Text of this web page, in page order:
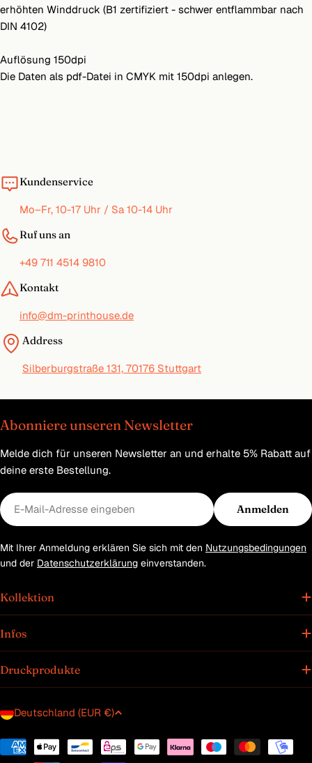
erhöhten Winddruck (B1 zertifiziert - schwer entflammbar nach
DIN 4102)
Auflösung 150dpi
Die Daten als pdf-Datei in CMYK mit 150dpi anlegen.
Kundenservice
Mo–Fr, 10-17 Uhr / Sa 10-14 Uhr
Ruf uns an
+49 711 4514 9810
Kontakt
info@dm-printhouse.de
Address
Silberburgstraße 131, 70176 Stuttgart
Abonniere unseren Newsletter
Melde dich für unseren Newsletter an und erhalte 5% Rabatt auf
deine erste Bestellung.
E-
Mail
Anmelden
Mit Ihrer Anmeldung erklären Sie sich mit den Nutzungsbedingungen
und der Datenschutzerklärung einverstanden.
Kollektion
Infos
Druckprodukte
L
n
Deutschland (EUR €)
Zahlungsmethoden